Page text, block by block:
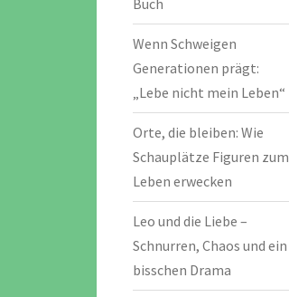
Buch
Wenn Schweigen
Generationen prägt:
„Lebe nicht mein Leben“
Orte, die bleiben: Wie
Schauplätze Figuren zum
Leben erwecken
Leo und die Liebe –
Schnurren, Chaos und ein
bisschen Drama